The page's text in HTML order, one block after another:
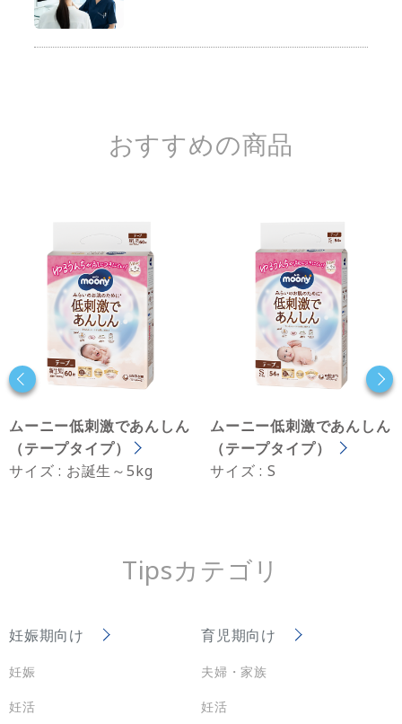
おすすめの商品
ムーニー低刺激であんしん
（テープタイプ）
サイズ : お誕生～5kg
ムーニー低刺激であんしん
（テープタイプ）
サイズ : S
Tipsカテゴリ
妊娠期向け
妊娠
妊活
育児期向け
夫婦・家族
妊活